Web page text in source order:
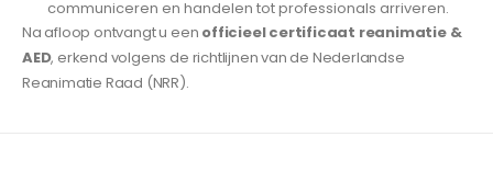
communiceren en handelen tot professionals arriveren.
Na afloop ontvangt u een officieel certificaat reanimatie &
AED, erkend volgens de richtlijnen van de Nederlandse
Reanimatie Raad (NRR).